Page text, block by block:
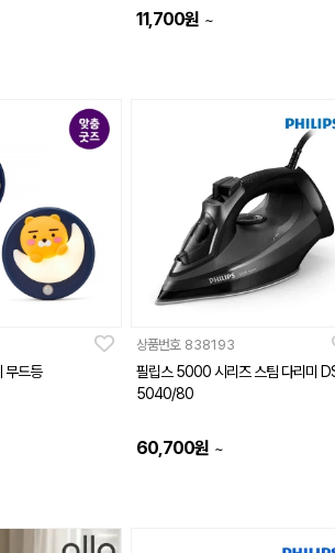
11,700원 ~
무드등
상품번호 838193
필립스 5000 시리즈 스팀 다리미
5040/80
60,700원 ~